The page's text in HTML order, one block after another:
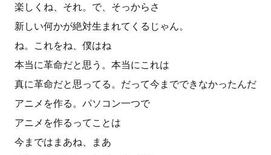
楽しくね、それ。で、そっからさ
新しい何かが絶対生まれてくるじゃん。
ね。これをね、僕はね
本当に革命だと思う。本当にこれは
真に革命だと思ってる。だって今までできなかったんだ
アニメを作る。パソコン一つで
アニメを作るってことは
今まではまあね、まあ